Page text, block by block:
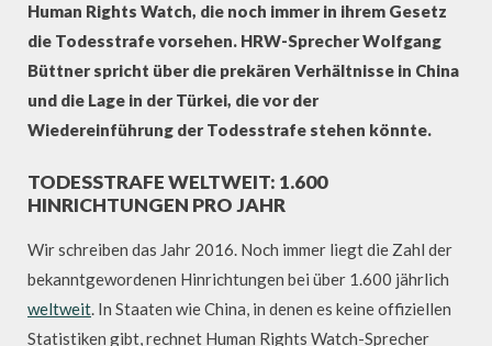
Human Rights Watch, die noch immer in ihrem Gesetz
die Todesstrafe vorsehen. HRW-Sprecher Wolfgang
Büttner spricht über die prekären Verhältnisse in China
und die Lage in der Türkei, die vor der
Wiedereinführung der Todesstrafe stehen könnte.
TODESSTRAFE WELTWEIT: 1.600
HINRICHTUNGEN PRO JAHR
Wir schreiben das Jahr 2016. Noch immer liegt die Zahl der
bekanntgewordenen Hinrichtungen bei über 1.600 jährlich
weltweit. In Staaten wie China, in denen es keine offiziellen
Statistiken gibt, rechnet Human Rights Watch-Sprecher